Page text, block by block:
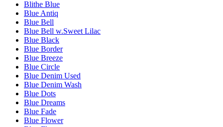
Blithe Blue
Blue Antiq
Blue Bell
Blue Bell w.Sweet Lilac
Blue Black
Blue Border
Blue Breeze
Blue Circle
Blue Denim Used
Blue Denim Wash
Blue Dots
Blue Dreams
Blue Fade
Blue Flower